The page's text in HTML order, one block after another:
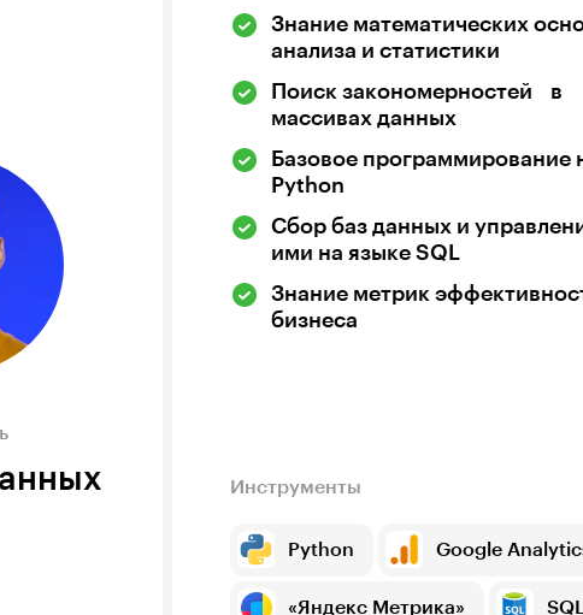
Знание математических
анализа и статистики
Поиск закономерностей в
массивах данных
Базовое программирование
Python
Сбор баз данных и
ими на языке SQL
Знание метрик
бизнеса
Инструменты
Python Google
«Яндекс Метрика» SQL